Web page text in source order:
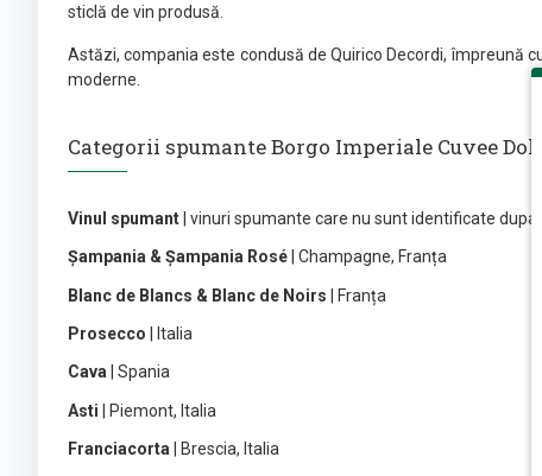
sticlă de vin produsă.
Astăzi, compania este condusă de Quirico Decordi, împreună
moderne.
Categorii spumante Borgo Imperiale Cuvee
Vinul spumant | vinuri spumante care nu sunt identificate dupa
Șampania & Șampania Rosé | Champagne, Franța
Blanc de Blancs & Blanc de Noirs | Franța
Prosecco | Italia
Cava | Spania
Asti | Piemont, Italia
Franciacorta | Brescia, Italia